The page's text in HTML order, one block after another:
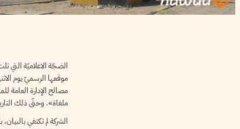
الضجّة الاعلاميّة التي
مصالح الإدارة العامة
ملغاة». وحتّى ذلك